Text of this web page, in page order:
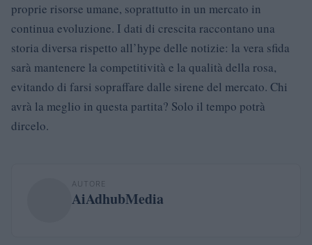
proprie risorse umane, soprattutto in un mercato in
continua evoluzione. I dati di crescita raccontano una
storia diversa rispetto all’hype delle notizie: la vera sfida
sarà mantenere la competitività e la qualità della rosa,
evitando di farsi sopraffare dalle sirene del mercato. Chi
avrà la meglio in questa partita? Solo il tempo potrà
dircelo.
AUTORE
AiAdhubMedia